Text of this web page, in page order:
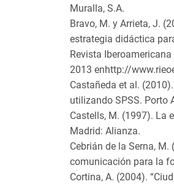
Muralla, S.A.
Bravo, M. y Arrieta, J.
estrategia didáctica
Revista
2013 enhttp://
Castañeda et al.
utilizando SPSS. Porto
Castells, M. (1997). La
Madrid: Alianza.
Cebrián de la Serna,
comunicación para la
Cortina, A. (2004).